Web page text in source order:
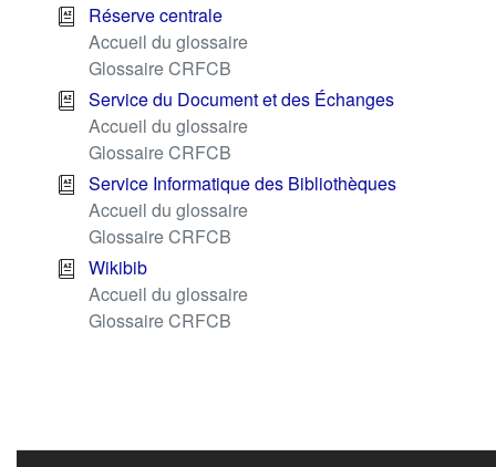
Réserve centrale
Accueil du glossaire
Glossaire CRFCB
Service du Document et des Échanges
Accueil du glossaire
Glossaire CRFCB
Service Informatique des Bibliothèques
Accueil du glossaire
Glossaire CRFCB
Wikibib
Accueil du glossaire
Glossaire CRFCB